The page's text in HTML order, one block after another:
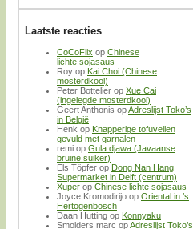
Laatste reacties
CoCoFlix op Chinese
lichte sojasaus
Roy op Kai Choi (Chinese
mosterdkool)
Peter Bottelier op Xue Cai
(ingelegde mosterdkool)
Geert Anthonis opAdreslijst Toko’s
in België
Henk op Knapperige tofuvellen
gevuld met garnalen
remi op Gula djawa (Javaanse
bruine suiker)
Els Töpfer op Dong Nan Hang
Supermarket in Delft (centrum)
Xuper op Chinese lichte sojasaus
Joyce Kromodirijo op Oriental in ’s
Hertogenbosch
Daan Hutting op Konnyaku
Smolders marc opAdreslijst Toko’s